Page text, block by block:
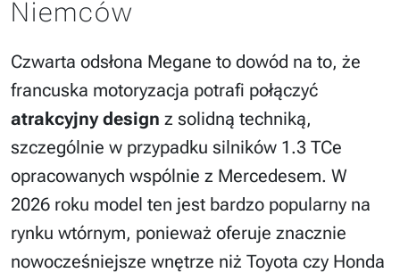
Niemców
Czwarta odsłona Megane to dowód na to, że
francuska motoryzacja potrafi połączyć
atrakcyjny design z solidną techniką,
szczególnie w przypadku silników 1.3 TCe
opracowanych wspólnie z Mercedesem. W
2026 roku model ten jest bardzo popularny na
rynku wtórnym, ponieważ oferuje znacznie
nowocześniejsze wnętrze niż Toyota czy Honda